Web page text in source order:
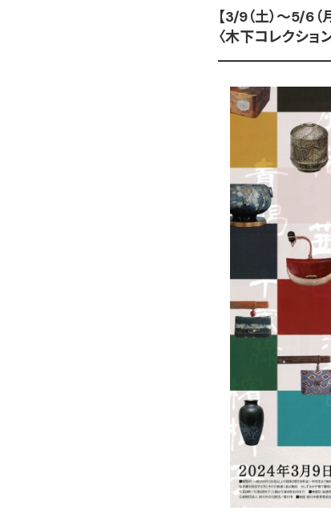
【3/9（土）～5/
〈木下コレクション